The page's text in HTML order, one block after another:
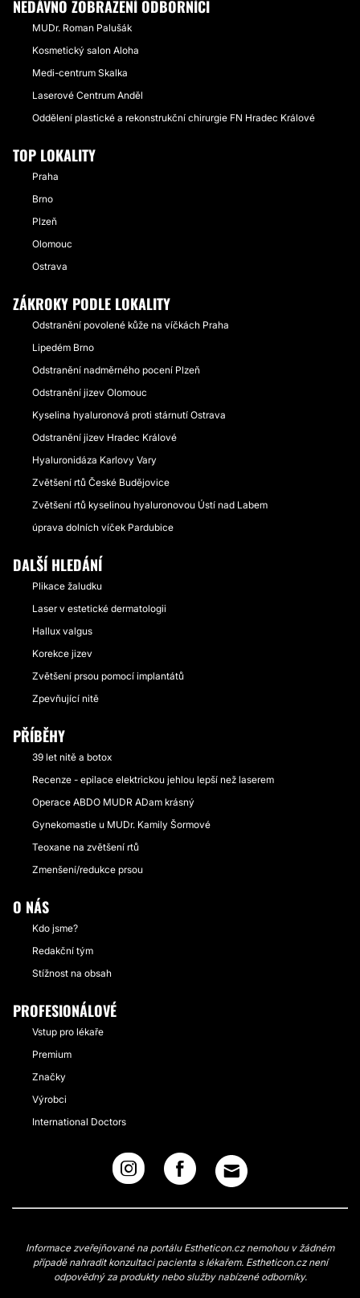
NEDÁVNO ZOBRAZENÍ ODBORNÍCI
MUDr. Roman Palušák
Kosmetický salon Aloha
Medi-centrum Skalka
Laserové Centrum Anděl
Oddělení plastické a rekonstrukční chirurgie FN Hradec Králové
TOP LOKALITY
Praha
Brno
Plzeň
Olomouc
Ostrava
ZÁKROKY PODLE LOKALITY
Odstranění povolené kůže na víčkách Praha
Lipedém Brno
Odstranění nadměrného pocení Plzeň
Odstranění jizev Olomouc
Kyselina hyaluronová proti stárnutí Ostrava
Odstranění jizev Hradec Králové
Hyaluronidáza Karlovy Vary
Zvětšení rtů České Budějovice
Zvětšení rtů kyselinou hyaluronovou Ústí nad Labem
úprava dolních víček Pardubice
DALŠÍ HLEDÁNÍ
Plikace žaludku
Laser v estetické dermatologii
Hallux valgus
Korekce jizev
Zvětšení prsou pomocí implantátů
Zpevňující nitě
PŘÍBĚHY
39 let nitě a botox
Recenze - epilace elektrickou jehlou lepší než laserem
Operace ABDO MUDR ADam krásný
Gynekomastie u MUDr. Kamily Šormové
Teoxane na zvětšení rtů
Zmenšení/redukce prsou
O NÁS
Kdo jsme?
Redakční tým
Stížnost na obsah
PROFESIONÁLOVÉ
Vstup pro lékaře
Premium
Značky
Výrobci
International Doctors
Informace zveřejňované na portálu Estheticon.cz nemohou v žádném
případě nahradit konzultaci pacienta s lékařem. Estheticon.cz není
odpovědný za produkty nebo služby nabízené odborníky.